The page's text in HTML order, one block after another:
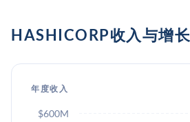
HASHICORP收入与增长
年度收入
$600M